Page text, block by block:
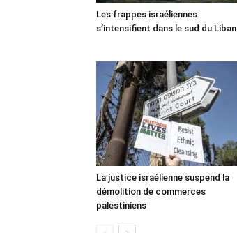
Les frappes israéliennes
s’intensifient dans le sud du Liban
La justice israélienne suspend la
démolition de commerces
palestiniens